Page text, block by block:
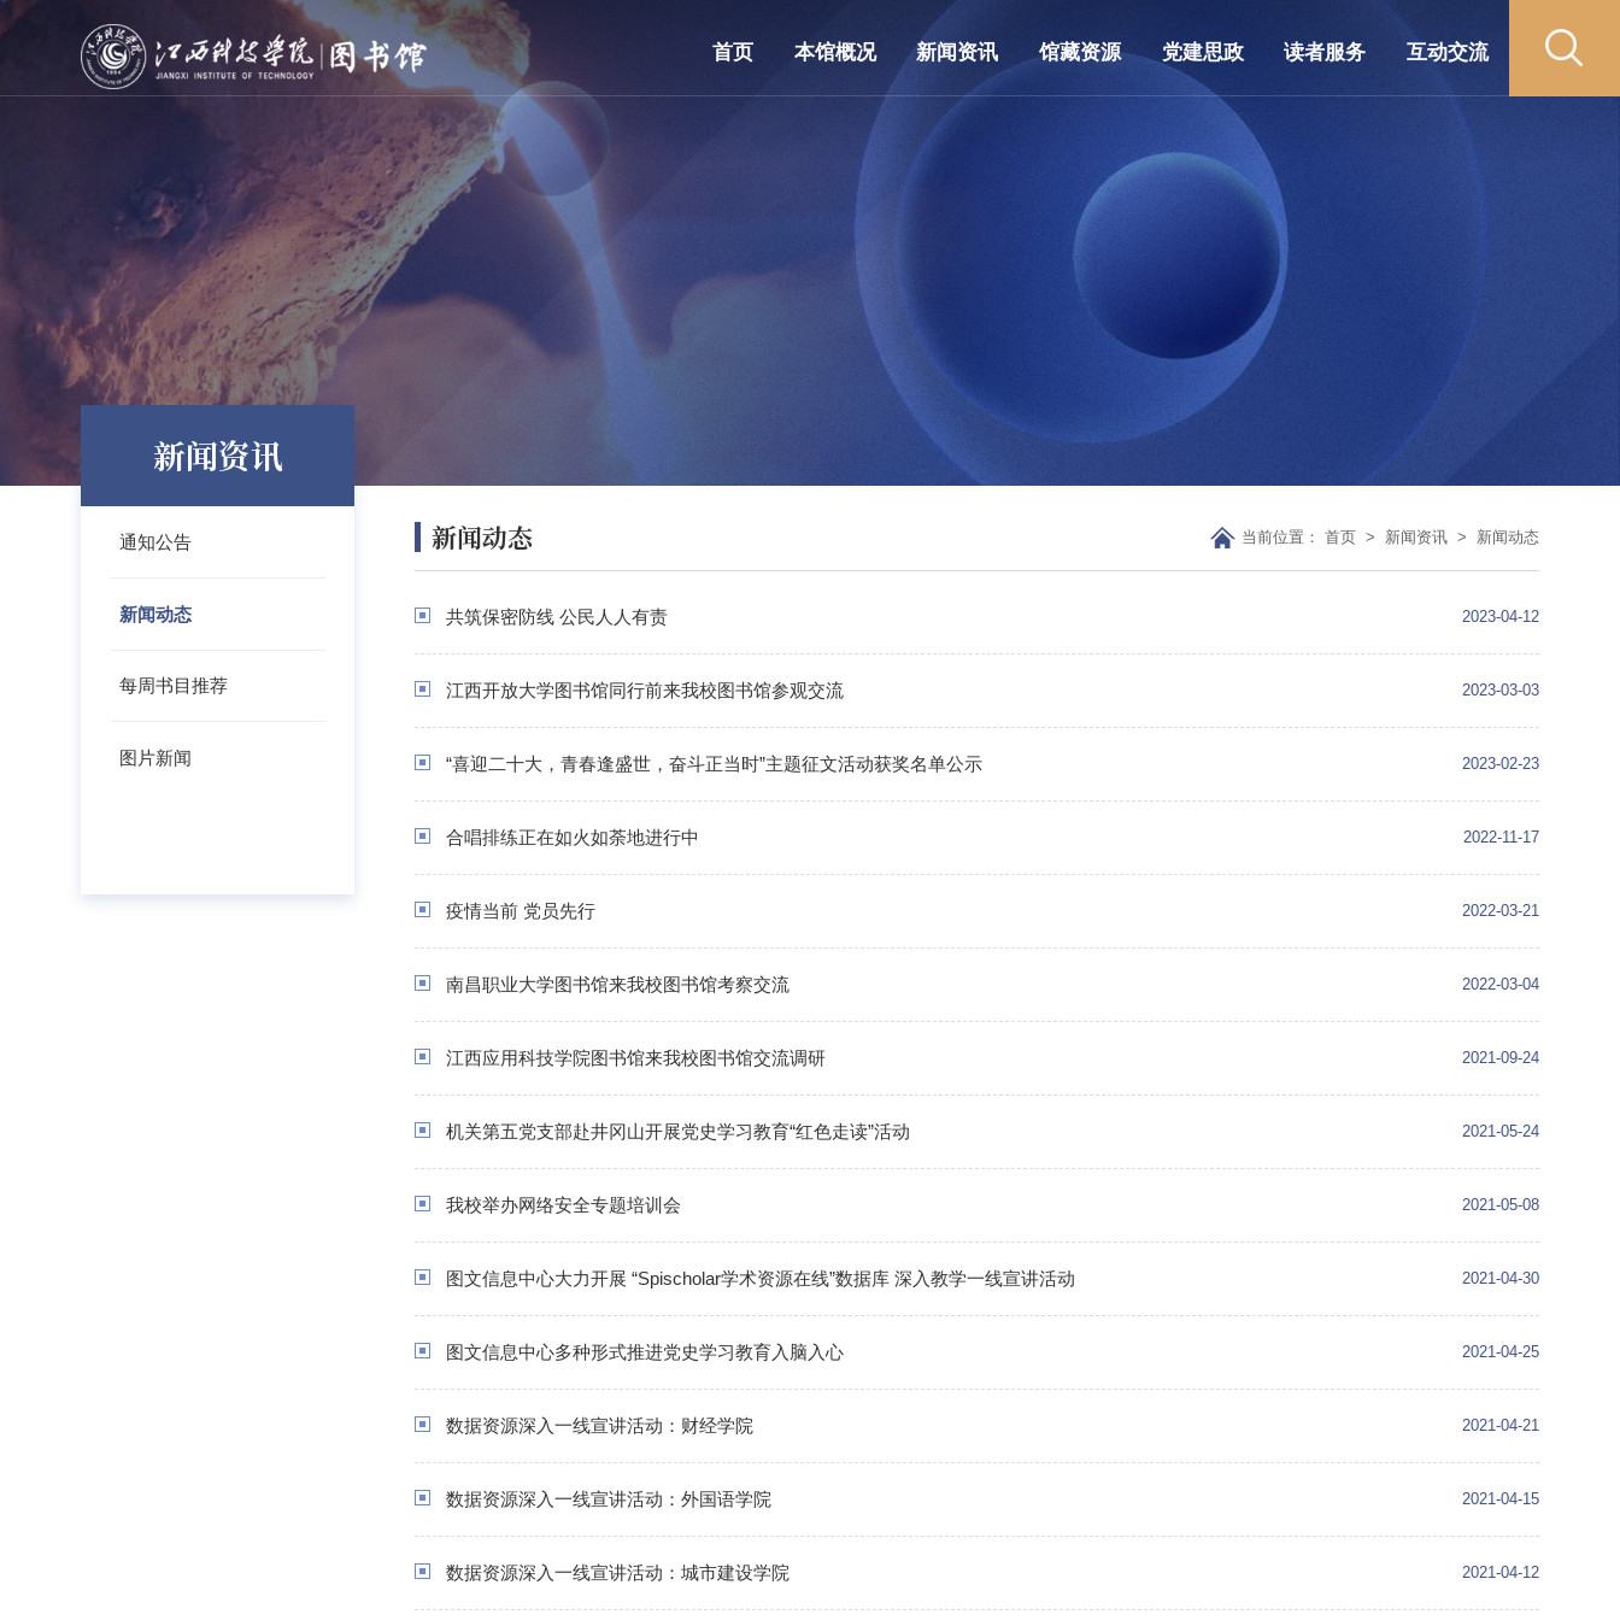
首页 本馆概况 新闻资讯 馆藏资源 党建思政 读者服务 互动交流
新闻资讯
通知公告
新闻动态
每周书目推荐
图片新闻
新闻动态 当前位置： 首页> 新闻资讯> 新闻动态
共筑保密防线 公民人人有责 2023-04-12
江西开放大学图书馆同行前来我校图书馆参观交流 2023-03-03
“喜迎二十大，青春逢盛世，奋斗正当时”主题征文活动获奖名单公示 2023-02-23
合唱排练正在如火如荼地进行中 2022-11-17
疫情当前 党员先行 2022-03-21
南昌职业大学图书馆来我校图书馆考察交流 2022-03-04
江西应用科技学院图书馆来我校图书馆交流调研 2021-09-24
机关第五党支部赴井冈山开展党史学习教育“红色走读”活动 2021-05-24
我校举办网络安全专题培训会 2021-05-08
图文信息中心大力开展 “Spischolar学术资源在线”数据库 深入教学一线宣讲活动 2021-04-30
图文信息中心多种形式推进党史学习教育入脑入心 2021-04-25
数据资源深入一线宣讲活动：财经学院 2021-04-21
数据资源深入一线宣讲活动：外国语学院 2021-04-15
数据资源深入一线宣讲活动：城市建设学院 2021-04-12